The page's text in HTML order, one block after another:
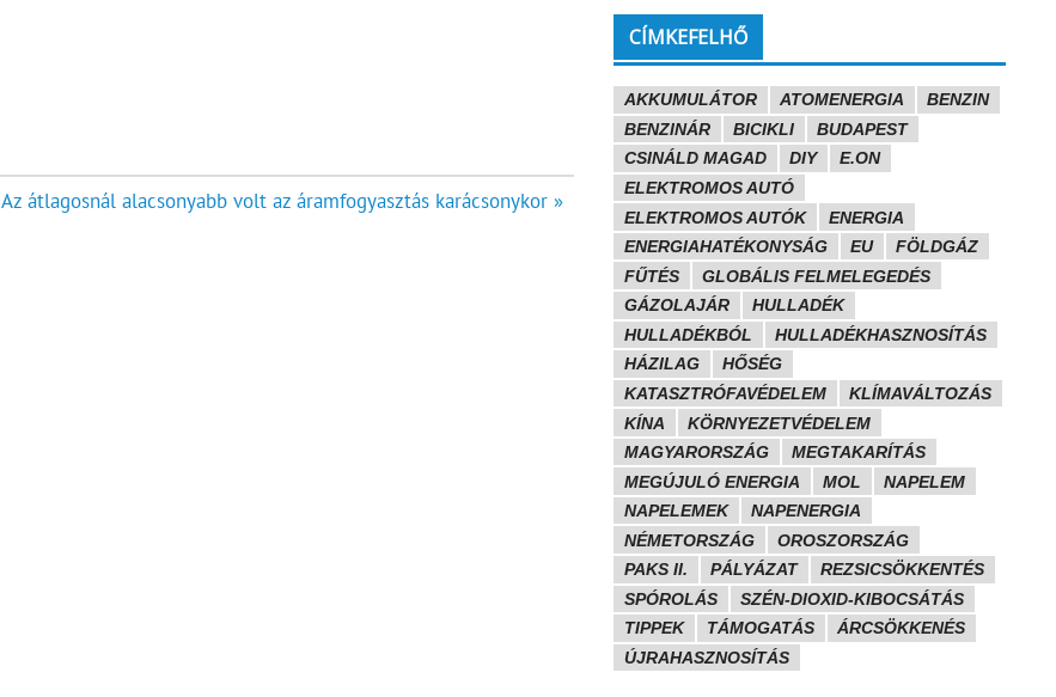
Az átlagosnál alacsonyabb volt az áramfogyasztás karácsonykor »
CÍMKEFELHŐ
AKKUMULÁTOR ATOMENERGIA
BENZIN
BENZINÁR
BICIKLI
BUDAPEST
CSINÁLD MAGAD
DIY
E.ON
ELEKTROMOS AUTÓ
ELEKTROMOS AUTÓK
ENERGIA
ENERGIAHATÉKONYSÁG
EU
FÖLDGÁZ
FŰTÉS
GLOBÁLIS FELMELEGEDÉS
GÁZOLAJÁR
HULLADÉK
HULLADÉKBÓL
HULLADÉKHASZNOSÍTÁS
HÁZILAG
HŐSÉG
KATASZTRÓFAVÉDELEM
KLÍMAVÁLTOZÁS
KÍNA
KÖRNYEZETVÉDELEM
MAGYARORSZÁG
MEGTAKARÍTÁS
MEGÚJULÓ ENERGIA
MOL
NAPELEM
NAPELEMEK
NAPENERGIA
NÉMETORSZÁG
OROSZORSZÁG
PAKS II.
PÁLYÁZAT
REZSICSÖKKENTÉS
SPÓROLÁS
SZÉN-DIOXID-KIBOCSÁTÁS
TIPPEK
TÁMOGATÁS
ÁRCSÖKKENÉS
ÚJRAHASZNOSÍTÁS